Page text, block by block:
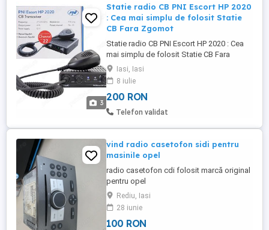
3
Statie radio CB PNI Escort HP 2020
: Cea mai simplu de folosit Statie
CB Fara Zgomot
Statie radio CB PNI Escort HP 2020 : Cea
mai simplu de folosit Statie CB Fara
Zgomot Statie radio CB PNI Escort HP
2020 un singur canal 22 frecventa 27.225
MHz, fara zgomot, probabil cea mai
silentioasa statie Un singur canal, o
singură frecvență Stația CB PNI Escort HP
Iasi, Iasi
8 iulie
200 RON
Telefon validat
vind radio casetofon sidi pentru
masinile opel
radio casetofon cdi folosit marcă original
pentru opel
Rediu, Iasi
28 iunie
100 RON